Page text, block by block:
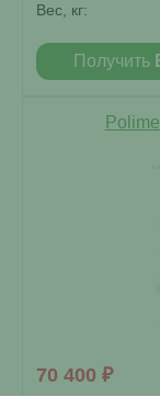
Вес, кг:
Получить
70 400 ₽